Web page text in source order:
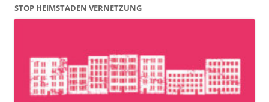
STOP HEIMSTADEN VERNETZUNG